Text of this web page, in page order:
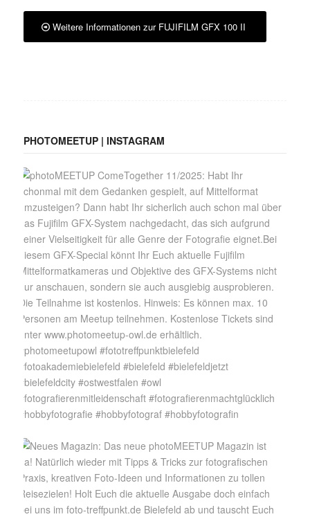
Weitere Informationen zur FUJIFILM GFX 100 II
PHOTOMEETUP | INSTAGRAM